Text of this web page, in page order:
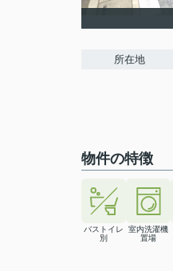
所在地
物件の特徴
バストイレ
別
室内洗濯機
置場